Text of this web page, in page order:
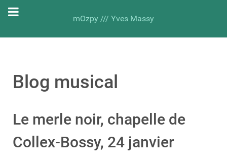
mOzpy /// Yves Massy
Blog musical
Le merle noir, chapelle de
Collex-Bossy, 24 janvier